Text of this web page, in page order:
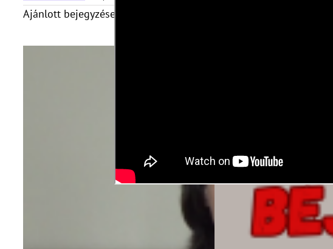
Ajánlott bejegyzések